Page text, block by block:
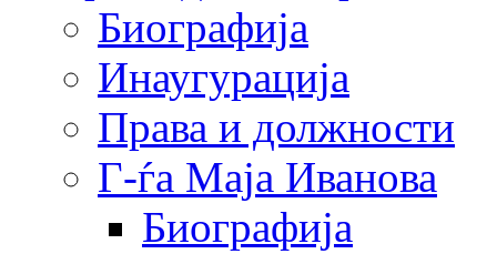
Биографија
Инаугурација
Права и должности
Г-ѓа Маја Иванова
Биографија